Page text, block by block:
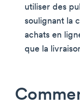
utiliser des
soulignant la
achats en
que la